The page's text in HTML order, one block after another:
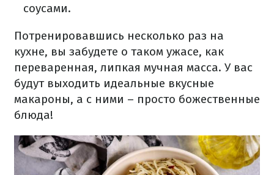
соусами.
Потренировавшись несколько раз на
кухне, вы забудете о таком ужасе, как
переваренная, липкая мучная масса. У вас
будут выходить идеальные вкусные
макароны, а с ними – просто божественные
блюда!